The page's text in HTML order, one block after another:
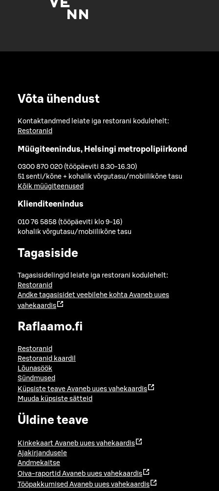
Võta ühendust
Kontaktandmed leiate iga restorani kodulehelt:
Restoranid
Müügiteenindus, Helsingi metropolipiirkond
0300 870 020 (tööpäeviti 8.30-16.30)
51 senti/kõne + kohalik võrgutasu/mobiilikõne tasu
Kõik müügiteenused
Klienditeenindus
010 76 5858 (tööpäeviti klo 9-16)
kohalik võrgutasu/mobiilikõne tasu
Tagasiside
Tagasisidelingid leiate iga restorani kodulehelt:
Restoranid
Andke tagasisidet veebilehe kohta Avaneb uues
vahekaardis
Raflaamo.fi
Restoranid
Restoranid kaardil
Lõunasöök
Sündmused
Küpsiste teave Avaneb uues vahekaardis
Muuda küpsiste sätteid
Üldine teave
Kinkekaart Avaneb uues vahekaardis
Ajakirjandusele
Andmekaitse
Oiva-raportid Avaneb uues vahekaardis
Tööpakkumised Avaneb uues vahekaardis